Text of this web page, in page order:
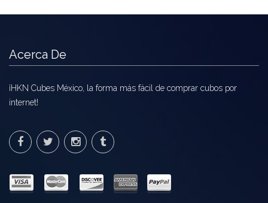
Acerca De
¡HKN Cubes México, la forma más fácil de comprar cubos por
internet!